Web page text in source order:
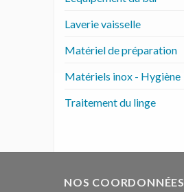
Laverie vaisselle
Matériel de préparation
Matériels inox - Hygiène
Traitement du linge
NOS COORDONNÉES